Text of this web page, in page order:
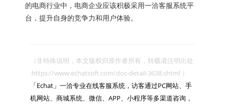
的电商行业中，电商企业应该积极采用一洽客服系统平
台，提升自身的竞争力和用户体验。
（非特殊说明，本文版权归原作者所有，转载请注明出处
:https://www.echatsoft.com/doc-detail-3638.shtml ）
「Echat」一洽专业在线客服系统，访客通过PC网站、手
机网站、商城系统、微信、APP、小程序等多渠道咨询，